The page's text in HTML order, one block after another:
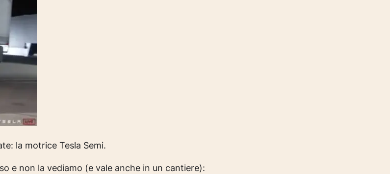
la motrice Tesla Semi.
e non la vediamo (e vale anche in un cantiere):